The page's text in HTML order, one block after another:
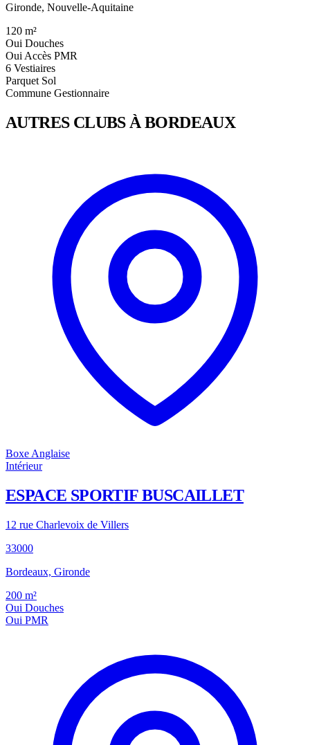
Gironde, Nouvelle-Aquitaine
120 m²
Oui Douches
Oui Accès PMR
6 Vestiaires
Parquet Sol
Commune Gestionnaire
AUTRES CLUBS À BORDEAUX
Boxe Anglaise
Intérieur
ESPACE SPORTIF BUSCAILLET
12 rue Charlevoix de Villers
33000
Bordeaux, Gironde
200 m²
Oui Douches
Oui PMR